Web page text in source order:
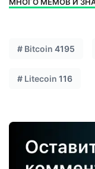
МНОГО МЕМОВ И
# Bitcoin 4195
# Litecoin 116